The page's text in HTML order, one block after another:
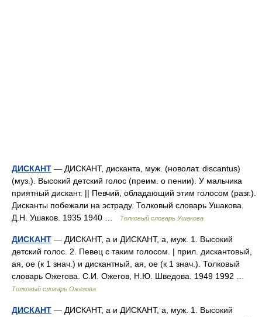
ДИСКАНТ — ДИСКАНТ, дисканта, муж. (новолат. discantus)
(муз.). Высокий детский голос (преим. о пении). У мальчика
приятный дискант. || Певчий, обладающий этим голосом (разг.).
Дисканты побежали на эстраду. Толковый словарь Ушакова.
Д.Н. Ушаков. 1935 1940 …
Толковый словарь Ушакова
ДИСКАНТ — ДИСКАНТ, а и ДИСКАНТ, а, муж. 1. Высокий
детский голос. 2. Певец с таким голосом. | прил. дискантовый,
ая, ое (к 1 знач.) и дискантный, ая, ое (к 1 знач.). Толковый
словарь Ожегова. С.И. Ожегов, Н.Ю. Шведова. 1949 1992 …
Толковый словарь Ожегова
ДИСКАНТ — ДИСКАНТ, а и ДИСКАНТ, а, муж. 1. Высокий